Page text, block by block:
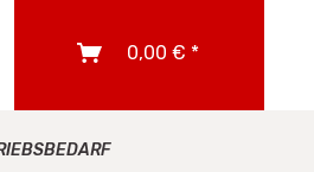
0,00 € *